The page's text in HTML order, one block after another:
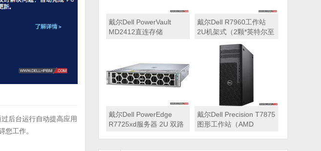
后台运行自动提高应用
您工作。
戴尔Dell PowerVault
MD2412直连存储
戴尔Dell R7960工作站
2U机架式（2颗*英特尔至
十四核心丨256GB 内存
丨1T固态硬盘+2块*8TB
硬盘丨2*RTX A6000
48GB显卡丨2400W双电
源丨三年质保）
戴尔Dell PowerEdge
R7725xd服务器 2U 双路
戴尔Dell Precision T7875
图形工作站（AMD